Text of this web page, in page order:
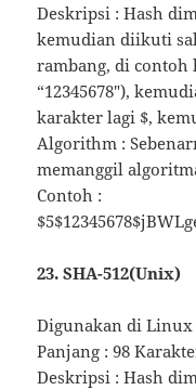
Deskripsi : Hash
kemudian diikuti
rambang, di contoh
“12345678″),
karakter lagi $,
Algorithm :
memanggil
Contoh :
23. SHA-512(Unix)
Digunakan di Linux
Panjang : 98
Deskripsi : Hash